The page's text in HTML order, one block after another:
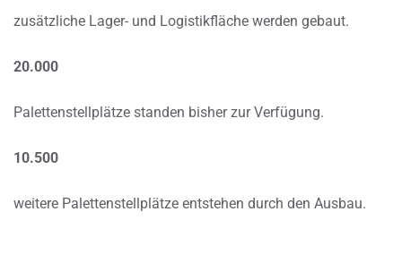
zusätzliche Lager- und Logistikfläche werden gebaut.
20.000
Palettenstellplätze standen bisher zur Verfügung.
10.500
weitere Palettenstellplätze entstehen durch den Ausbau.